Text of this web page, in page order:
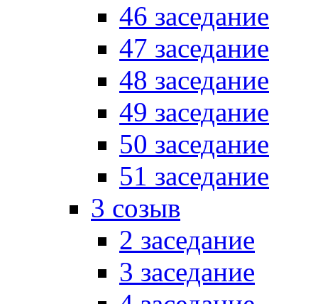
46 заседание
47 заседание
48 заседание
49 заседание
50 заседание
51 заседание
3 созыв
2 заседание
3 заседание